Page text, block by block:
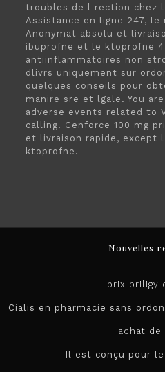
troubles de l rection chez
Assistance en ligne 247, le
Anonymat absolu et
ibuprofne et le ktoprofne
antiinflammatoires non
dlivrs uniquement sur
quelques conseils pour
manire sre et lgale. You
adverse events related to
calling. Cenforce 100 mg
et livraison rapide, except
ktoprofne.
Nouvelles
prix priligy
Cialis en pharmacie sans
achat de
Il est conçu pour le